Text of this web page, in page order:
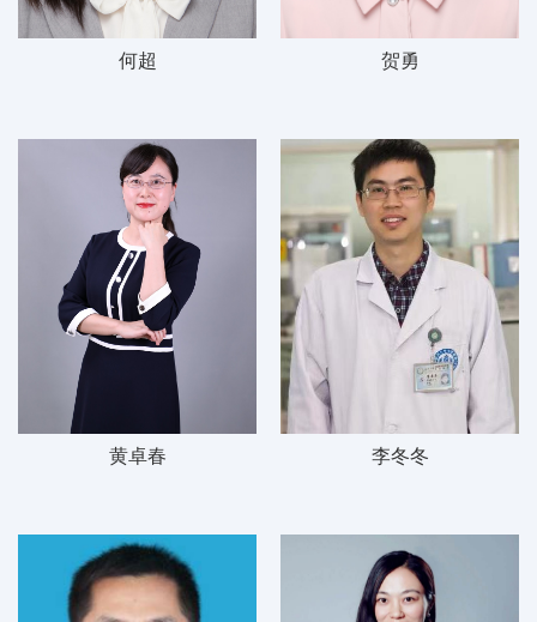
何超 贺勇
黄卓春 李冬冬